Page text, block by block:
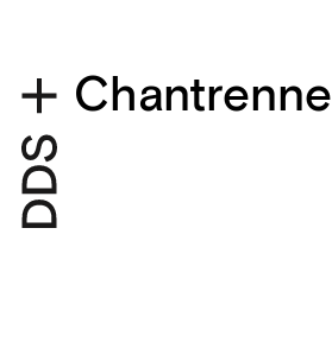
Chantrenne